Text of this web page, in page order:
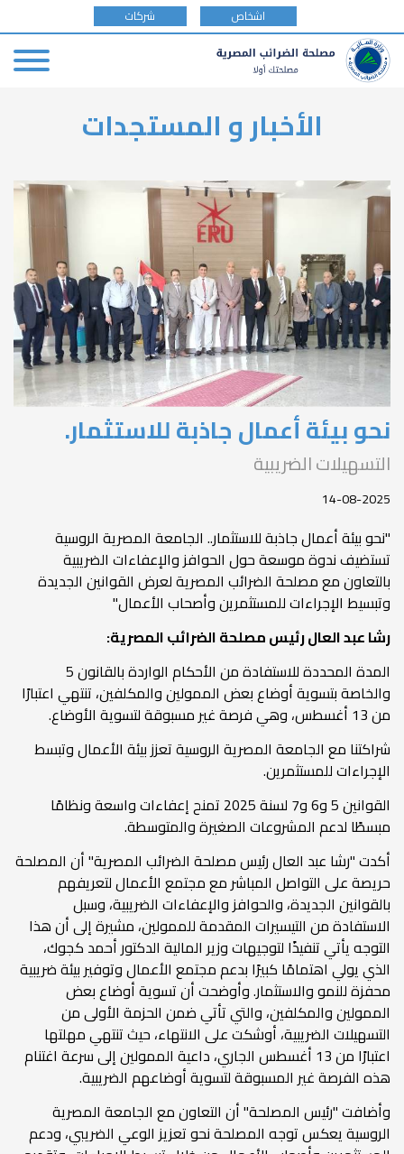
type
اشخاص شركات
الأخبار و المستجدات
نحو بيئة أعمال جاذبة للاستثمار.
التسهيلات الضريبية
14-08-2025
"نحو بيئة أعمال جاذبة للاستثمار.. الجامعة المصرية الروسية
تستضيف ندوة موسعة حول الحوافز والإعفاءات الضريبية
بالتعاون مع مصلحة الضرائب المصرية لعرض القوانين الجديدة
وتبسيط الإجراءات للمستثمرين وأصحاب الأعمال"
رشا عبد العال رئيس مصلحة الضرائب المصرية:
المدة المحددة للاستفادة من الأحكام الواردة بالقانون 5
والخاصة بتسوية أوضاع بعض الممولين والمكلفين، تنتهي اعتبارًا
من 13 أغسطس، وهي فرصة غير مسبوقة لتسوية الأوضاع.
شراكتنا مع الجامعة المصرية الروسية تعزز بيئة الأعمال وتبسط
الإجراءات للمستثمرين.
القوانين 5 و6 و7 لسنة 2025 تمنح إعفاءات واسعة ونظامًا
مبسطًا لدعم المشروعات الصغيرة والمتوسطة.
أكدت "رشا عبد العال رئيس مصلحة الضرائب المصرية" أن المصلحة
حريصة على التواصل المباشر مع مجتمع الأعمال لتعريفهم
بالقوانين الجديدة، والحوافز والإعفاءات الضريبية، وسبل
الاستفادة من التيسيرات المقدمة للممولين، مشيرة إلى أن هذا
التوجه يأتي تنفيذًا لتوجيهات وزير المالية الدكتور أحمد كجوك،
الذي يولي اهتمامًا كبيرًا بدعم مجتمع الأعمال وتوفير بيئة ضريبية
محفزة للنمو والاستثمار. وأوضحت أن تسوية أوضاع بعض
الممولين والمكلفين، والتي تأتي ضمن الحزمة الأولى من
التسهيلات الضريبية، أوشكت على الانتهاء، حيث تنتهي مهلتها
اعتبارًا من 13 أغسطس الجاري، داعية الممولين إلى سرعة اغتنام
هذه الفرصة غير المسبوقة لتسوية أوضاعهم الضريبية.
وأضافت "رئيس المصلحة" أن التعاون مع الجامعة المصرية
الروسية يعكس توجه المصلحة نحو تعزيز الوعي الضريبي، ودعم